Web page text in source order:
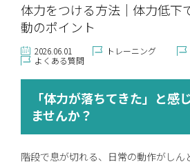
体力をつける方法｜体力低下
動のポイント
2026.06.01 トレーニング
よくある質問
「体力が落ちてきた」と感
ませんか？
階段で息が切れる、日常の動作がしん